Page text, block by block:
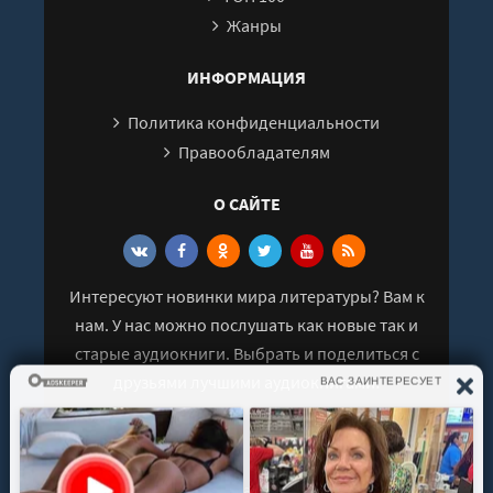
Жанры
ИНФОРМАЦИЯ
Политика конфиденциальности
Правообладателям
О САЙТЕ
Интересуют новинки мира литературы? Вам к
нам. У нас можно послушать как новые так и
старые аудиокниги. Выбрать и поделиться с
друзьями лучшими аудиокнигами!